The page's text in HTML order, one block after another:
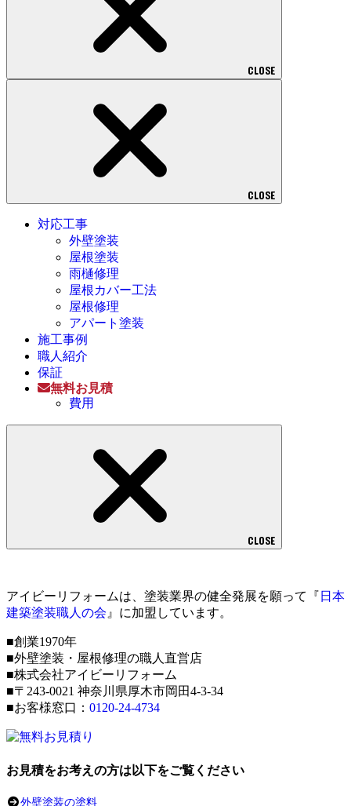
CLOSE
CLOSE
対応工事
外壁塗装
屋根塗装
雨樋修理
屋根カバー工法
屋根修理
アパート塗装
施工事例
職人紹介
保証
無料お見積
費用
CLOSE
アイビーリフォームは、塗装業界の健全発展を願って『 日本
建築塗装職人の会 』に加盟しています。
■創業1970年
■外壁塗装・屋根修理の職人直営店
■株式会社アイビーリフォーム
■〒243-0021 神奈川県厚木市岡田4-3-34
■お客様窓口： 0120-24-4734
お見積をお考えの方は以下をご覧ください
外壁塗装の塗料